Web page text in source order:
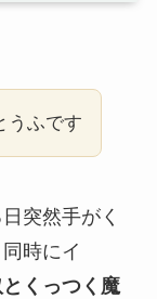
うふです
突然手がく
時にイ
くっつく魔